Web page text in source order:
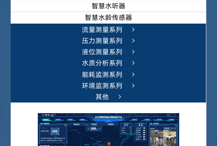
智慧水听器
智慧水龄传感器
流量测量系列
压力测量系列
液位测量系列
水质分析系列
能耗监测系列
环境监测系列
其他